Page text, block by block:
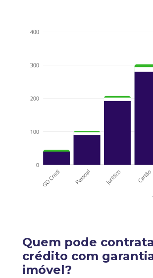
Quem pode
crédito com
imóvel?